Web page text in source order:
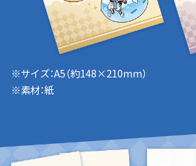
※サイズ：A5（約148×210mm）
※素材：紙